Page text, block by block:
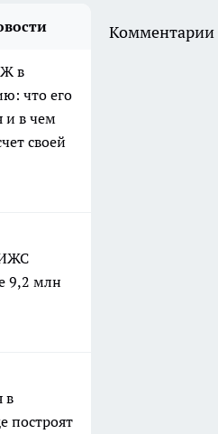
в
что его
и в чем
своей
9,2 млн
в
построят
Комментарии